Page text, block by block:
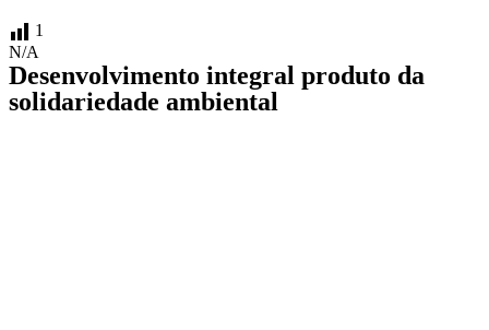
1
N/A
Desenvolvimento integral produto da
solidariedade ambiental